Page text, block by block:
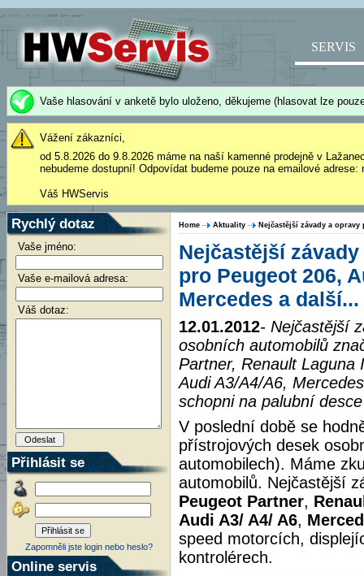
SERVIS
Vaše hlasování v anketě bylo uloženo, děkujeme (hlasovat lze
Vážení zákazníci,
od 5.8.2026 do 9.8.2026 máme na naší kamenné prodejně v
nebudeme dostupní! Odpovídat budeme pouze na emailové
Váš HWServis
Rychlý dotaz
Vaše jméno:
Vaše e-mailová adresa:
Váš dotaz:
Přihlásit se
Zapomněli jste login nebo heslo?
Online servis
Home Aktuality Nejčastější závady a
Nejčastější
pro Peugeot 206,
Mercedes a další...
12.01.2012- Nejčastější
osobních automobilů
Partner, Renault Laguna
Audi A3/A4/A6,
schopni na palubní
V poslední době se
přístrojových desek
automobilech). Máme
automobilů. Nejčastější
Peugeot Partner,
Audi A3/ A4/ A6,
speed motorcích,
kontrolérech.